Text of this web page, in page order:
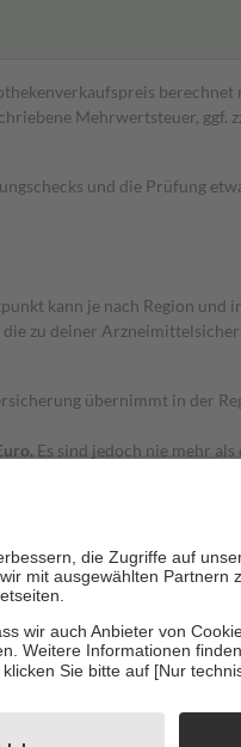
berechnet
Mehrwertsteuer, ggf.
und die Prüfung
kann je nach Region und
zu deiner
übernimmt in der
Es sind jedoch nie mehr
Zuzahlungen an bei: